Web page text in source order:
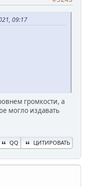
09:17
громкости, а
могло издавать
QQ ЦИТИРОВАТЬ